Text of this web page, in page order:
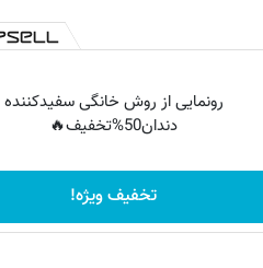
رونمایی از روش خانگی سفیدکننده
دندان50%تخفیف🔥
تخفیف ویژه!